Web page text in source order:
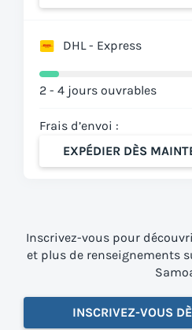
DHL - Express
2 - 4 jours ouvrables
Frais d’envoi :
EXPÉDIER DÈS
Inscrivez-vous pour
et plus de renseignements
INSCRIVEZ-VOUS